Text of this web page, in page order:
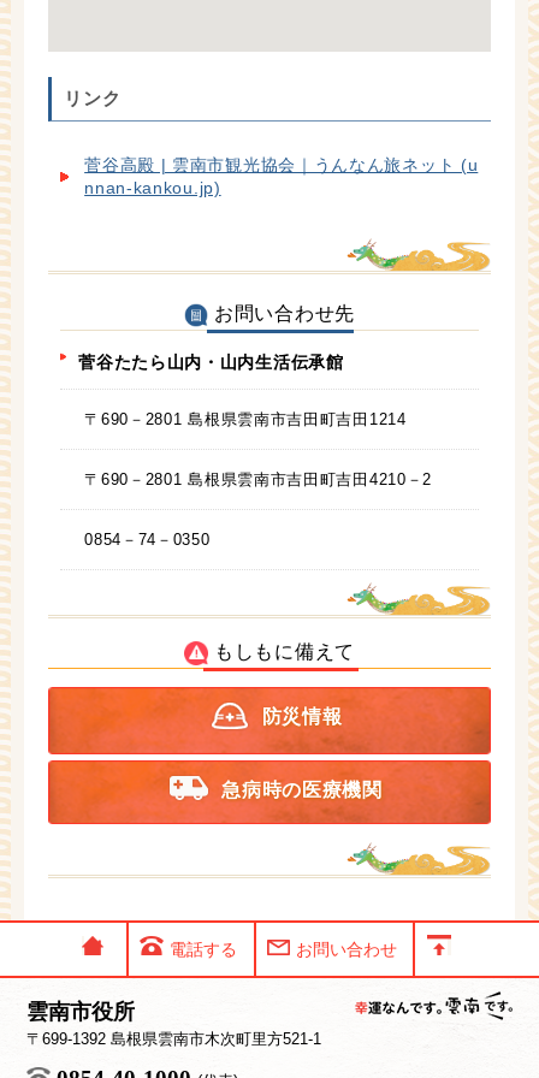
リンク
菅谷高殿 | 雲南市観光協会｜うんなん旅ネット (u
nnan-kankou.jp)
お問い合わせ先
菅谷たたら山内・山内生活伝承館
〒690－2801 島根県雲南市吉田町吉田1214
〒690－2801 島根県雲南市吉田町吉田4210－2
0854－74－0350
もしもに備えて
防災情報
急病時の医療機関
電話する お問い合わせ
雲南市役所
〒699-1392 島根県雲南市木次町里方521-1